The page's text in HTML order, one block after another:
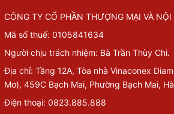
CÔNG TY CỔ PHẦN THƯỢNG MẠI VÀ NỘI
Mã số thuế: 0105841634
Người chịu trách nhiệm: Bà Trần Thùy Chi.
Địa chỉ: Tầng 12A, Tòa nhà Vinaconex
Mơ), 459C Bạch Mai, Phường Bạch Mai,
Điện thoại: 0823.885.888